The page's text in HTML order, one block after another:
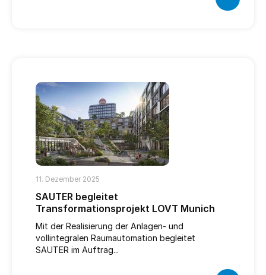
11. Dezember 2025
SAUTER begleitet
Transformationsprojekt LOVT Munich
Mit der Realisierung der Anlagen- und
vollintegralen Raumautomation begleitet
SAUTER im Auftrag...